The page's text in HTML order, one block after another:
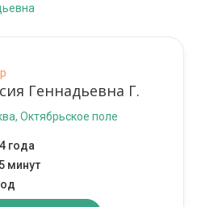
Геннадьевна Г.
Октябрьское поле
4 года
минут